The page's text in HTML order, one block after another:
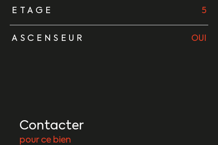
ETAGE 5
ASCENSEUR OUI
Contacter
pour ce bien